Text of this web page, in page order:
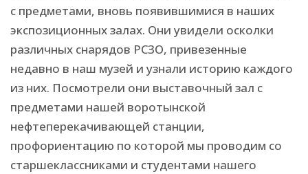
с предметами, вновь появившимися в наших
экспозиционных залах. Они увидели осколки
различных снарядов РСЗО, привезенные
недавно в наш музей и узнали историю каждого
из них. Посмотрели они выставочный зал с
предметами нашей воротынской
нефтеперекачивающей станции,
профориентацию по которой мы проводим со
старшеклассниками и студентами нашего